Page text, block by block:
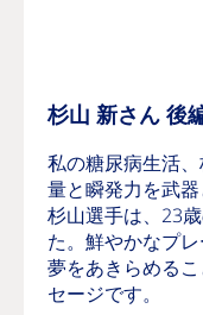
杉山 新さん 後
私の糖尿病生活
量と瞬発力を武
杉山選手は、23
た。鮮やかなプ
夢をあきらめる
セージです。